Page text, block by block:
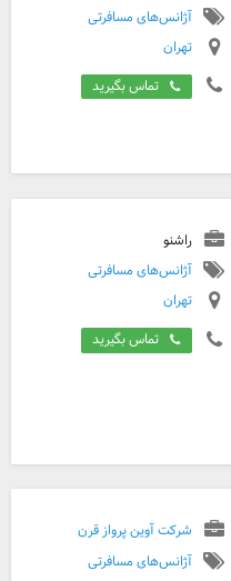
آژانس‌های مسافرتی
تهران
تماس بگیرید
راشنو
آژانس‌های مسافرتی
تهران
تماس بگیرید
شرکت آوین پرواز قرن
آژانس‌های مسافرتی